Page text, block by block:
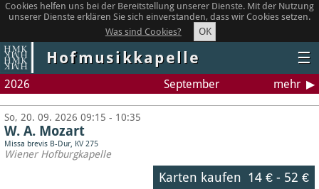
Cookies helfen uns bei der Bereitstellung unserer Dienste. Mit der Nutzung
unserer Dienste erklären Sie sich einverstanden, dass wir Cookies setzen.
Was sind Cookies?
OK
Hofmusikkapelle ☰
2026 September mehr
So, 20. 09. 2026 09:15 - 10:35
W. A. Mozart
Missa brevis B-Dur, KV 275
Wiener Hofburgkapelle
Karten kaufen 14 €- 52 €